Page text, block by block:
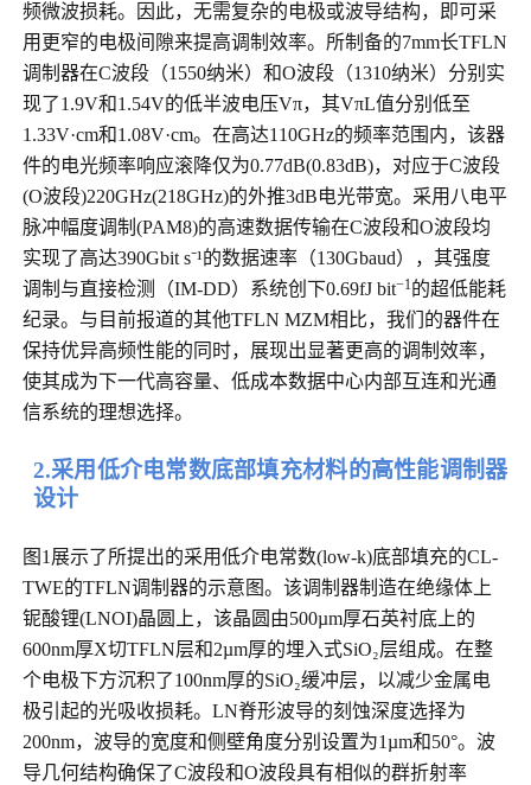
频微波损耗。因此，无需复杂的电极或波导结构，即可采
用更窄的电极间隙来提高调制效率。所制备的7mm长TFLN
调制器在C波段（1550纳米）和O波段（1310纳米）分别实
现了1.9V和1.54V的低半波电压Vπ，其VπL值分别低至
1.33V·cm和1.08V·cm。在高达110GHz的频率范围内，该器
件的电光频率响应滚降仅为0.77dB(0.83dB)，对应于C波段
(O波段)220GHz(218GHz)的外推3dB电光带宽。采用八电平
脉冲幅度调制(PAM8)的高速数据传输在C波段和O波段均
实现了高达390Gbit s⁻¹的数据速率（130Gbaud），其强度
调制与直接检测（IM-DD）系统创下0.69fJ bit−1的超低能耗
纪录。与目前报道的其他TFLN MZM相比，我们的器件在
保持优异高频性能的同时，展现出显著更高的调制效率，
使其成为下一代高容量、低成本数据中心内部互连和光通
信系统的理想选择。
2.采用低介电常数底部填充材料的高性能调制器
设计
图1展示了所提出的采用低介电常数(low-k)底部填充的CL-
TWE的TFLN调制器的示意图。该调制器制造在绝缘体上
铌酸锂(LNOI)晶圆上，该晶圆由500µm厚石英衬底上的
600nm厚X切TFLN层和2µm厚的埋入式SiO₂层组成。在整
个电极下方沉积了100nm厚的SiO₂缓冲层，以减少金属电
极引起的光吸收损耗。LN脊形波导的刻蚀深度选择为
200nm，波导的宽度和侧壁角度分别设置为1µm和50°。波
导几何结构确保了C波段和O波段具有相似的群折射率